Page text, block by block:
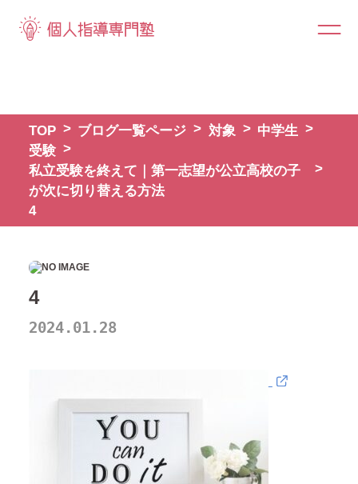
TOP ブログ一覧ページ 対象
中学生
受験
私立受験を終えて｜第一志望が公立高校の子
が次に切り替える方法
4
4
2024.01.28